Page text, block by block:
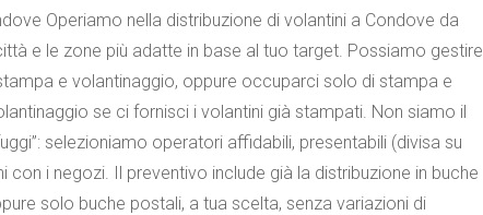
Operiamo nella distribuzione di volantini a Condove da
e le zone più adatte in base al tuo target. Possiamo gestire
e volantinaggio, oppure occuparci solo di stampa e
se ci fornisci i volantini già stampati. Non siamo il
selezioniamo operatori affidabili, presentabili (divisa su
con i negozi. Il preventivo include già la distribuzione in buche
solo buche postali, a tua scelta, senza variazioni di